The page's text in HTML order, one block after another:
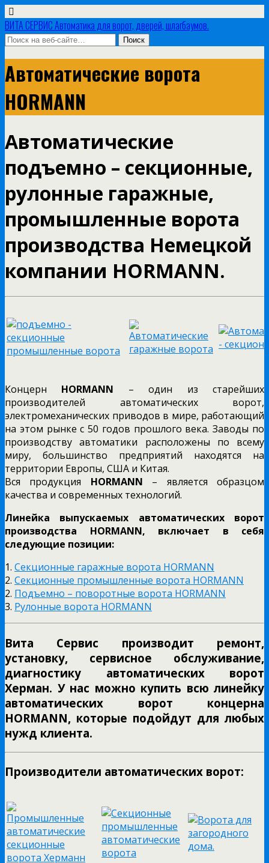
ВИТА СЕРВИС Автоматика для ворот, дверей, шлагбаумов.
Автоматические ворота
HORMANN
Автоматические
подъемно – секционные,
рулонные гаражные,
промышленные ворота
производства Немецкой
компании HORMANN.
Концерн HORMANN – один из старейших
производителей автоматических ворот,
электромеханических приводов в мире, работающий
на этом рынке с 50 годов прошлого века. Заводы по
производству автоматики расположены по всему
миру, большинство предприятий находятся на
территории Европы, США и Китая.
Вся продукция HORMANN – является образцом
качества и современных технологий.
Линейка выпускаемых автоматических ворот
производства HORMANN, включает в себя
следующие позиции:
1. Секционные гаражные ворота HORMANN
2. Секционные промышленные ворота HORMANN
2. Подъемно – поворотные ворота HORMANN
3. Рулонные ворота HORMANN
Вита Сервис производит ремонт,
установку, сервисное обслуживание,
диагностику автоматических ворот
Херман. У нас можно купить всю линейку
автоматических ворот концерна
HORMANN, которые подойдут для любых
нужд клиента.
Производители автоматических ворот: